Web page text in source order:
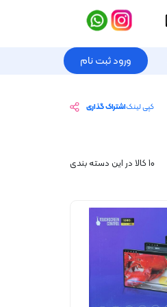
ورود ثبت نام
کپی لینکاشتراک گذاری
10 کالا در این دسته بندی